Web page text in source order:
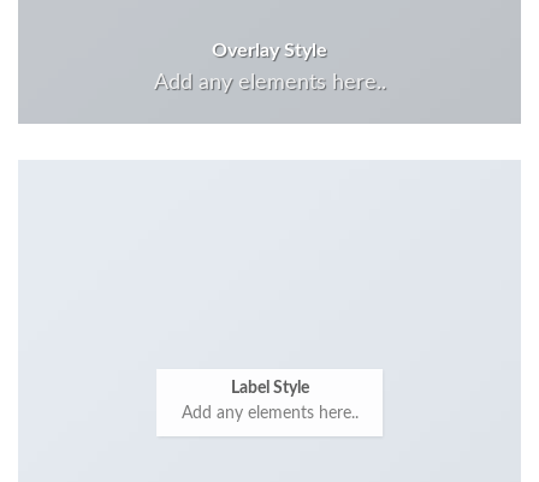
Overlay Style
Add any elements here..
Label Style
Add any elements here..